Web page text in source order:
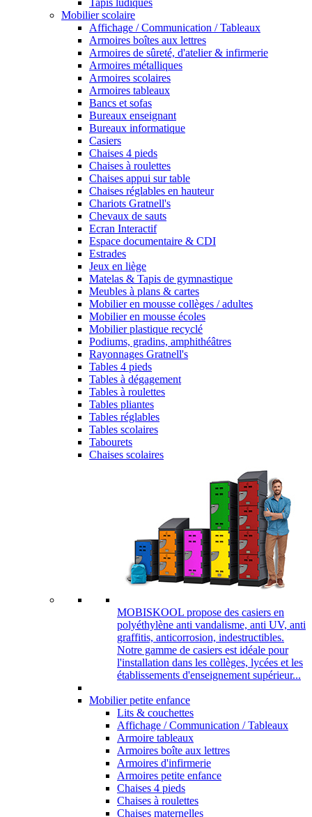
Tapis ludiques
Mobilier scolaire
Affichage / Communication / Tableaux
Armoires boîtes aux lettres
Armoires de sûreté, d'atelier & infirmerie
Armoires métalliques
Armoires scolaires
Armoires tableaux
Bancs et sofas
Bureaux enseignant
Bureaux informatique
Casiers
Chaises 4 pieds
Chaises à roulettes
Chaises appui sur table
Chaises réglables en hauteur
Chariots Gratnell's
Chevaux de sauts
Ecran Interactif
Espace documentaire & CDI
Estrades
Jeux en liège
Matelas & Tapis de gymnastique
Meubles à plans & cartes
Mobilier en mousse collèges / adultes
Mobilier en mousse écoles
Mobilier plastique recyclé
Podiums, gradins, amphithéâtres
Rayonnages Gratnell's
Tables 4 pieds
Tables à dégagement
Tables à roulettes
Tables pliantes
Tables réglables
Tables scolaires
Tabourets
Chaises scolaires
MOBISKOOL propose des casiers en
polyéthylène anti vandalisme, anti UV, anti
graffitis, anticorrosion, indestructibles.
Notre gamme de casiers est idéale pour
l'installation dans les collèges, lycées et les
établissements d'enseignement supérieur...
Mobilier petite enfance
Lits & couchettes
Affichage / Communication / Tableaux
Armoire tableaux
Armoires boîte aux lettres
Armoires d'infirmerie
Armoires petite enfance
Chaises 4 pieds
Chaises à roulettes
Chaises maternelles